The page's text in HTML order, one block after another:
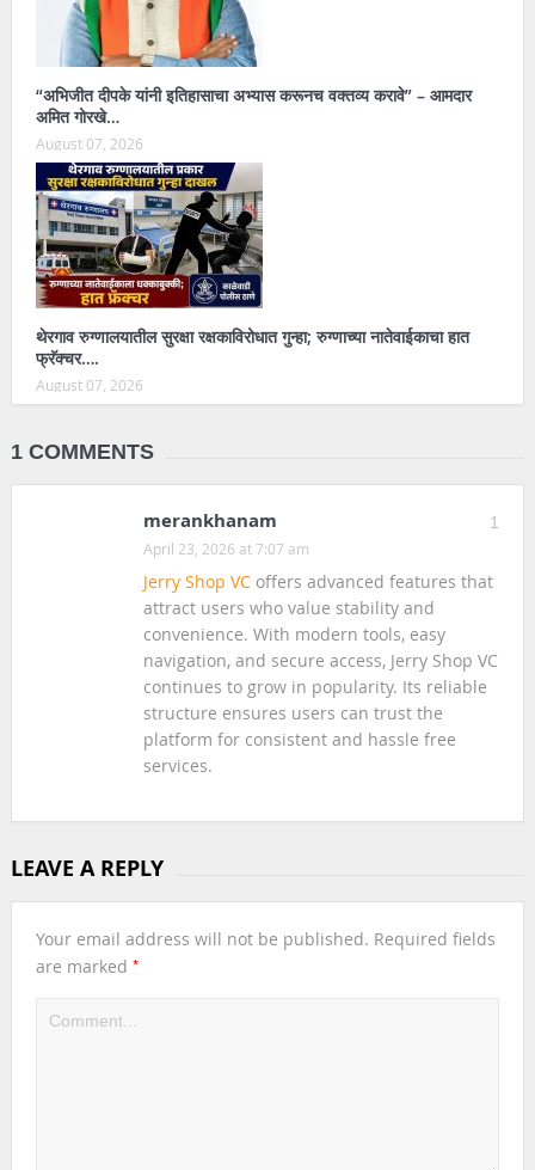
“अभिजीत दीपके यांनी इतिहासाचा अभ्यास करूनच वक्तव्य करावे” – आमदार
अमित गोरखे…
August 07, 2026
थेरगाव रुग्णालयातील सुरक्षा रक्षकाविरोधात गुन्हा; रुग्णाच्या नातेवाईकाचा हात
फ्रॅक्चर….
August 07, 2026
1 COMMENTS
1
merankhanam
April 23, 2026 at 7:07 am
Jerry Shop VCoffers advanced features that
attract users who value stability and
convenience. With modern tools, easy
navigation, and secure access, Jerry Shop VC
continues to grow in popularity. Its reliable
structure ensures users can trust the
platform for consistent and hassle free
services.
LEAVE A REPLY
Your email address will not be published. Required fields
are marked *